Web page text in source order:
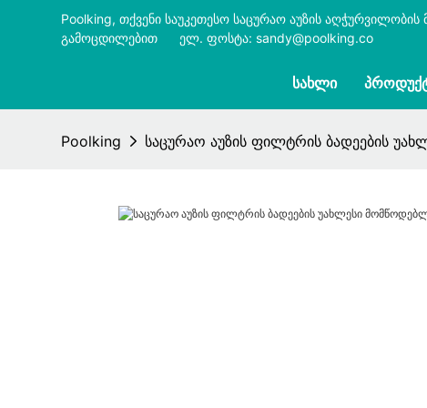
Poolking, თქვენი საუკეთესო საცურაო აუზის
გამოცდილებით
ელ. ფოსტა: sandy@poolking.co
ᲡᲐᲮᲚᲘ
Poolking საცურაო აუზის ფილტრის ბადეების